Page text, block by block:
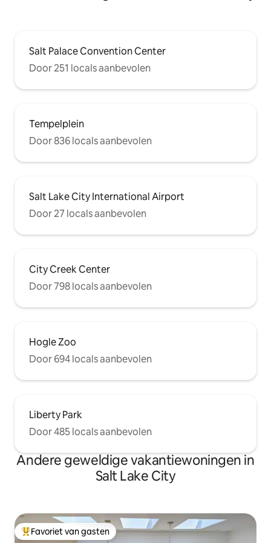
Salt Palace Convention Center
Door 251 locals aanbevolen
Tempelplein
Door 836 locals aanbevolen
Salt Lake City International Airport
Door 27 locals aanbevolen
City Creek Center
Door 798 locals aanbevolen
Hogle Zoo
Door 694 locals aanbevolen
Liberty Park
Door 485 locals aanbevolen
Andere geweldige vakantiewoningen in
Salt Lake City
Topfavoriet van gasten
Favoriet van gasten